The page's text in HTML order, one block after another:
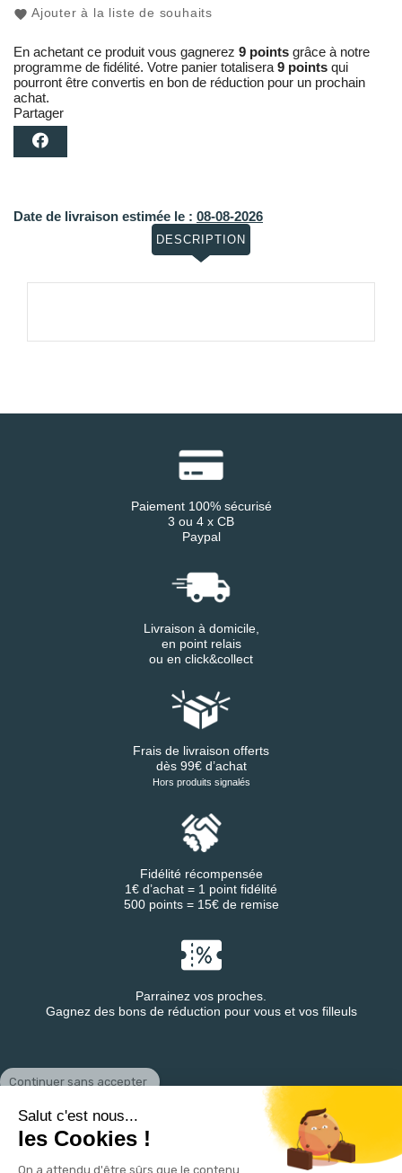
Continuer sans accepter
Salut c'est nous...
les Cookies !
On a attendu d'être sûrs que le contenu
Ajouter à la liste de souhaits
En achetant ce produit vous gagnerez 9 points grâce à notre
programme de fidélité. Votre panier totalisera 9 points qui
pourront être convertis en bon de réduction pour un prochain
achat.
Partager
Date de livraison estimée le : 08-08-2026
DESCRIPTION
Paiement 100% sécurisé
3 ou 4 x CB
Paypal
Livraison à domicile,
en point relais
ou en click&collect
Frais de livraison offerts
dès 99€ d’achat
Hors produits signalés
Fidélité récompensée
1€ d’achat = 1 point fidélité
500 points = 15€ de remise
Parrainez vos proches.
Gagnez des bons de réduction pour vous et vos filleuls
Retrouvez DESTINEA® sur